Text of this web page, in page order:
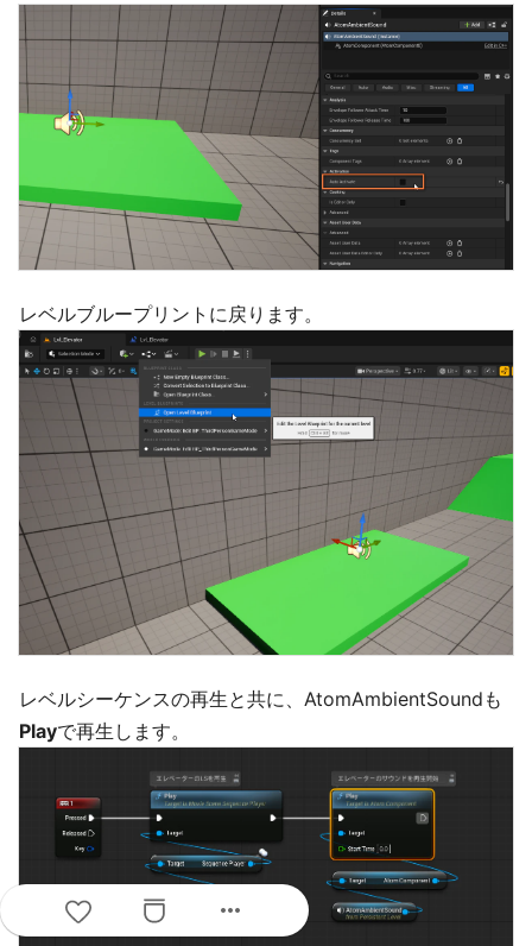
レベルブループリントに戻ります。
レベルシーケンスの再生と共に、AtomAmbientSoundも
Playで再生します。
more_horiz